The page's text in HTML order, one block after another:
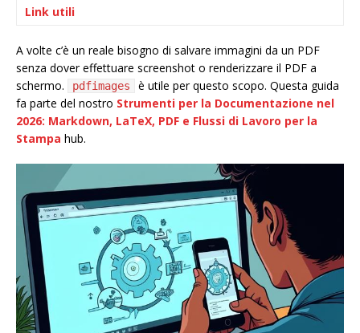
Link utili
A volte c’è un reale bisogno di salvare immagini da un PDF
senza dover effettuare screenshot o renderizzare il PDF a
schermo.
pdfimages
è utile per questo scopo. Questa guida
fa parte del nostro Strumenti per la Documentazione nel
2026: Markdown, LaTeX, PDF e Flussi di Lavoro per la
Stampa hub.